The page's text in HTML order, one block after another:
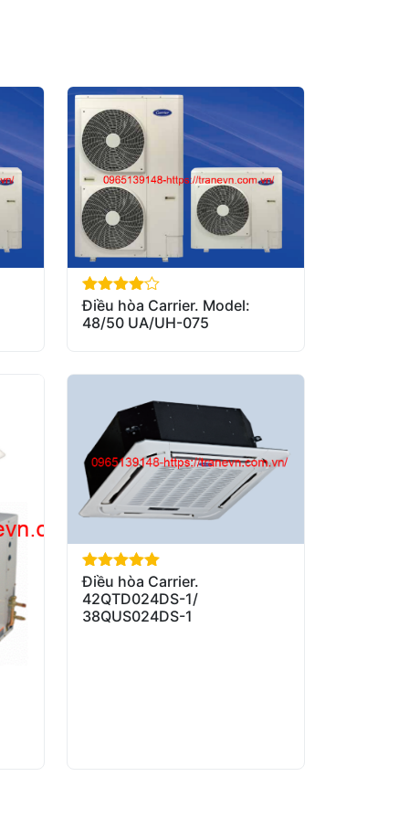
out of 5
Điều hòa Carrier. Model:
48/50 UA/UH-075
out of 5
Điều hòa Carrier.
42QTD024DS-1/
38QUS024DS-1